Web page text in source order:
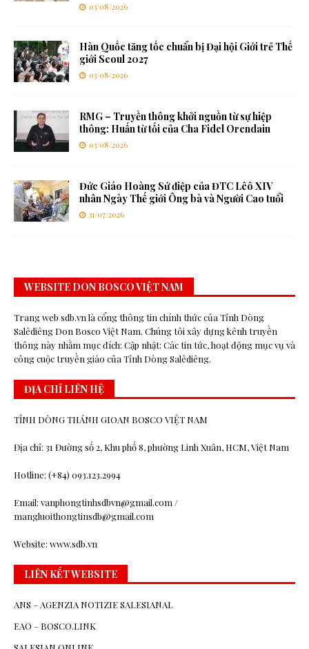
03/08/2026
Hàn Quốc tăng tốc chuẩn bị Đại hội Giới trẻ Thế
giới Seoul 2027
03/08/2026
RMG – Truyền thông khởi nguồn từ sự hiệp
thông: Huấn từ tối của Cha Fidel Orendain
03/08/2026
Đức Giáo Hoàng Sứ điệp của ĐTC Lêô XIV
nhân Ngày Thế giới Ông bà và Người Cao tuổi
31/07/2026
WEBSITE DON BOSCO VIỆT NAM
Trang web sdb.vn là cổng thông tin chính thức của Tỉnh Dòng
Salêdiêng Don Bosco Việt Nam. Chúng tôi xây dựng kênh truyền
thông này nhằm mục đích: Cập nhật: Các tin tức, hoạt động mục vụ và
công cuộc truyền giáo của Tỉnh Dòng Salêdiêng.
ĐỊA CHỈ LIÊN HỆ
TỈNH DÒNG THÁNH GIOAN BOSCO VIỆT NAM
Địa chỉ: 31 Đường số 2, Khu phố 8, phường Linh Xuân, HCM, Việt Nam
Hotline: (+84) 093.123.2994
Email: vanphongtinhsdbvn@gmail.com /
mangluoithongtinsdb@gmail.com
Website: www.sdb.vn
LIÊN KẾT WEBSITE
ANS – AGENZIA NOTIZIE SALESIANAL
EAO – BOSCO.LINK